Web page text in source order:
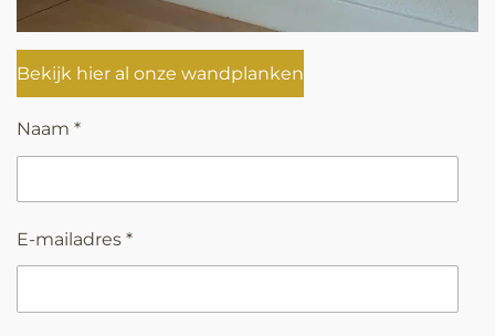
Bekijk hier al onze wandplanken
Naam *
E-mailadres *